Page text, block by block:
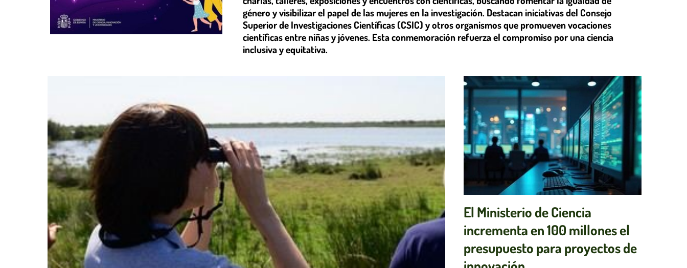
género y visibilizar el papel de las mujeres en la investigación. Destacan iniciativas del Consejo
Superior de Investigaciones Científicas (CSIC) y otros organismos que promueven vocaciones
científicas entre niñas y jóvenes. Esta conmemoración refuerza el compromiso por una ciencia
inclusiva y equitativa.
El Ministerio de Ciencia
incrementa en 100 millones el
presupuesto para proyectos de